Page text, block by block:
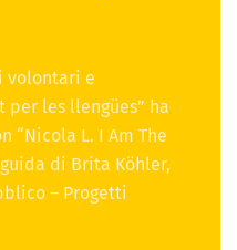
volontari e
les llengües” ha
“Nicola L. I Am The
di Brita Köhler,
– Progetti